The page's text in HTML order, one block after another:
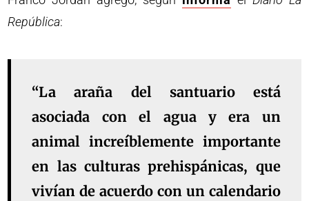
República:
“La araña del santuario está
asociada con el agua y era un
animal increíblemente importante
en las culturas prehispánicas, que
vivían de acuerdo con un calendario